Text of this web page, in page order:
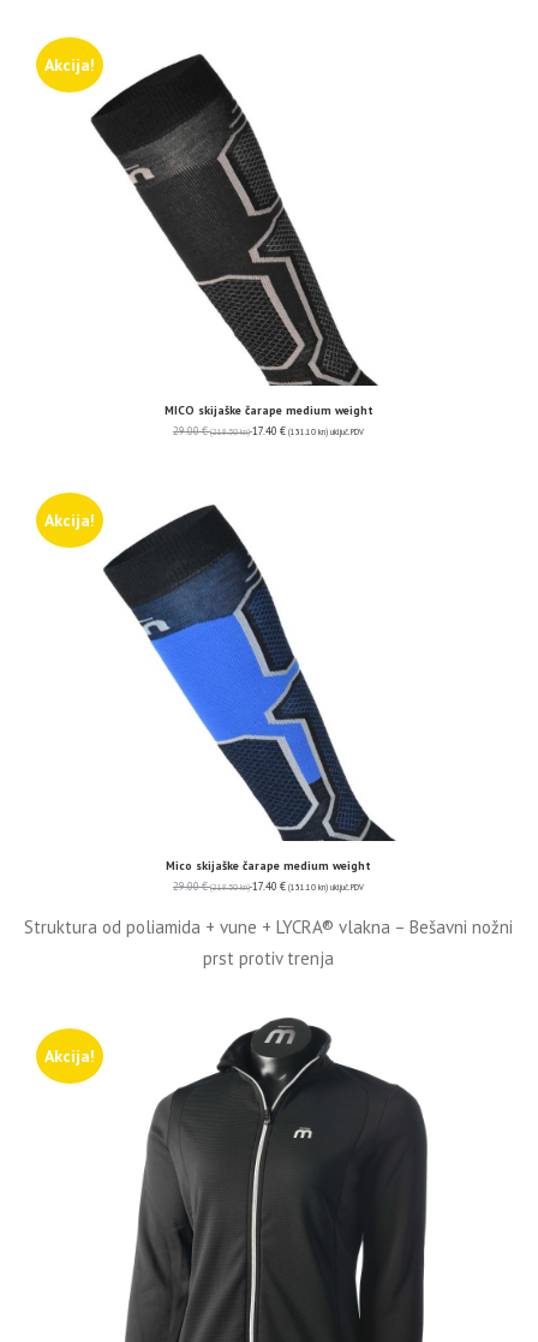
Akcija!
MICO skijaške čarape medium weight
29.00€ (218.50 kn) 17.40 € (131.10 kn) uključ. PDV
Akcija!
Mico skijaške čarape medium weight
29.00€ (218.50 kn) 17.40 € (131.10 kn) uključ. PDV
Struktura od poliamida + vune + LYCRA® vlakna – Bešavni nožni
prst protiv trenja
Akcija!